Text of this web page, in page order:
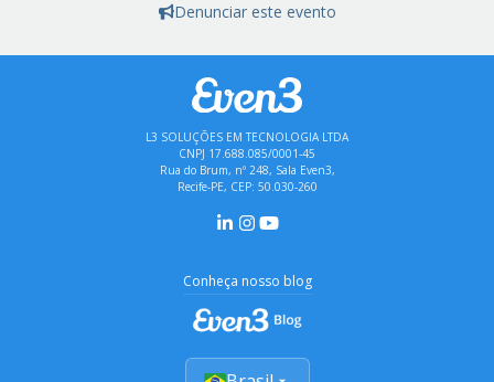
Denunciar este evento
L3 SOLUÇÕES EM TECNOLOGIA LTDA
CNPJ 17.688.085/0001-45
Rua do Brum, nº 248, Sala Even3,
Recife-PE, CEP: 50.030-260
Conheça nosso blog